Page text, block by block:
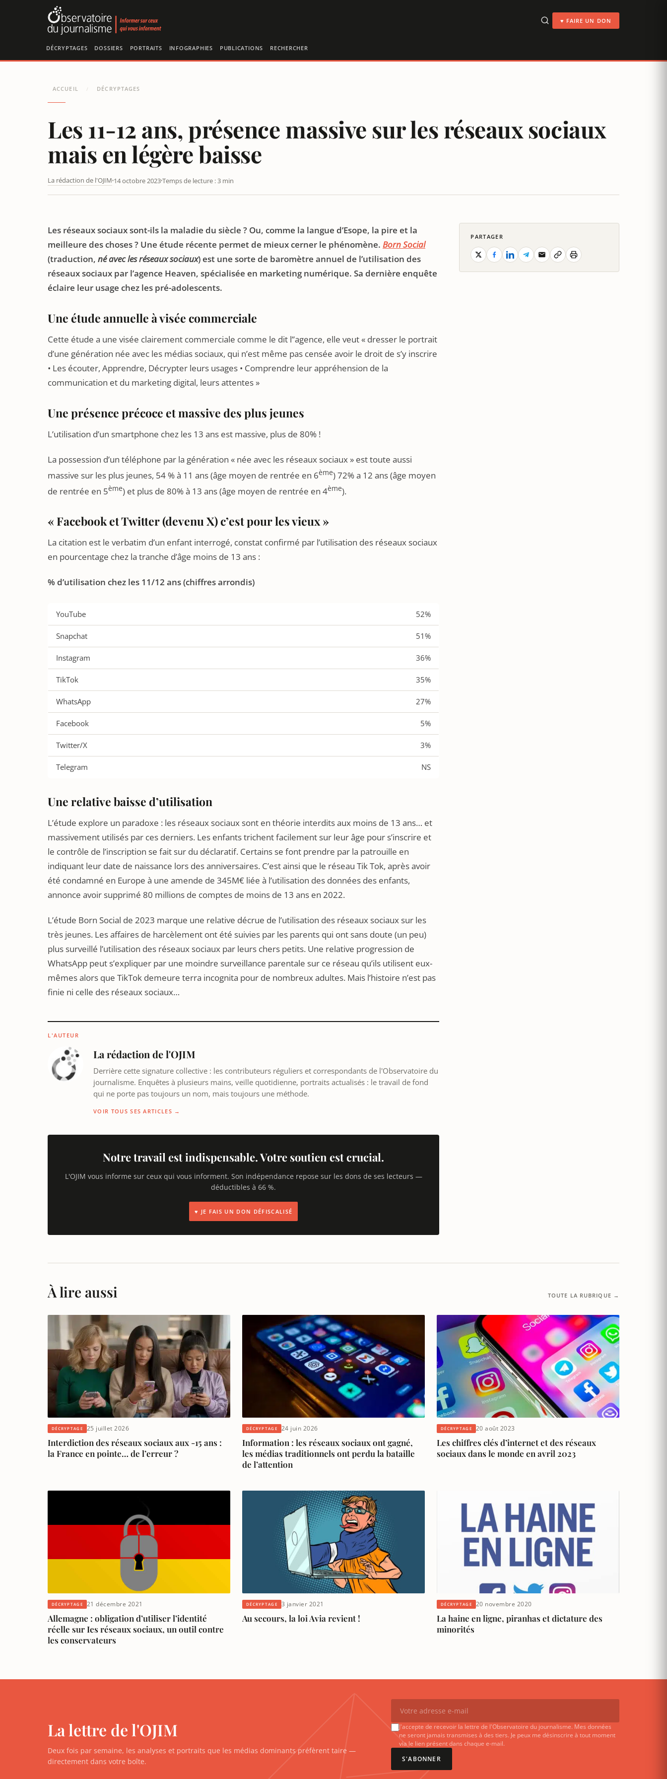
♥ FAIRE UN DON
DÉCRYPTAGES DOSSIERS PORTRAITS INFOGRAPHIES PUBLICATIONS RECHERCHER
ACCUEIL / DÉCRYPTAGES
Les 11-12 ans, présence massive sur les réseaux sociaux
mais en légère baisse
La rédaction de l'OJIM 14 octobre 2023Temps de lecture : 3 min
LES 11-12 ANS, PRÉSENCE MASSIVE SUR LES RÉSEAUX SOCIAUX MAIS EN LÉGÈRE BAISSE
Les réseaux sociaux sont-ils la maladie du siècle ? Ou, comme la langue d’Esope, la pire et la
meilleure des choses ? Une étude récente permet de mieux cerner le phénomène. Born Social
(traduction, né avec les réseaux sociaux) est une sorte de baromètre annuel de l’utilisation des
réseaux sociaux par l’agence Heaven, spécialisée en marketing numérique. Sa dernière enquête
éclaire leur usage chez les pré-adolescents.
Une étude annuelle à visée commerciale
Cette étude a une visée clairement commerciale comme le dit l’’agence, elle veut « dresser le portrait
d’une génération née avec les médias sociaux, qui n’est même pas censée avoir le droit de s’y inscrire
• Les écouter, Apprendre, Décrypter leurs usages • Comprendre leur appréhension de la
communication et du marketing digital, leurs attentes »
Une présence précoce et massive des plus jeunes
L’utilisation d’un smartphone chez les 13 ans est massive, plus de 80% !
La possession d’un téléphone par la génération « née avec les réseaux sociaux » est toute aussi
massive sur les plus jeunes, 54 % à 11 ans (âge moyen de rentrée en 6ème) 72% a 12 ans (âge moyen
de rentrée en 5ème) et plus de 80% à 13 ans (âge moyen de rentrée en 4ème).
« Facebook et Twitter (devenu X) c’est pour les vieux »
La citation est le verbatim d’un enfant interrogé, constat confirmé par l’utilisation des réseaux sociaux
en pourcentage chez la tranche d’âge moins de 13 ans :
% d’utilisation chez les 11/12 ans (chiffres arrondis)
YouTube 52%
Snapchat 51%
Instagram 36%
TikTok 35%
WhatsApp 27%
Facebook 5%
Twitter/X 3%
Telegram NS
Une relative baisse d’utilisation
L’étude explore un paradoxe : les réseaux sociaux sont en théorie interdits aux moins de 13 ans… et
massivement utilisés par ces derniers. Les enfants trichent facilement sur leur âge pour s’inscrire et
le contrôle de l’inscription se fait sur du déclaratif. Certains se font prendre par la patrouille en
indiquant leur date de naissance lors des anniversaires. C’est ainsi que le réseau Tik Tok, après avoir
été condamné en Europe à une amende de 345M€ liée à l’utilisation des données des enfants,
annonce avoir supprimé 80 millions de comptes de moins de 13 ans en 2022.
L’étude Born Social de 2023 marque une relative décrue de l’utilisation des réseaux sociaux sur les
très jeunes. Les affaires de harcèlement ont été suivies par les parents qui ont sans doute (un peu)
plus surveillé l’utilisation des réseaux sociaux par leurs chers petits. Une relative progression de
WhatsApp peut s’expliquer par une moindre surveillance parentale sur ce réseau qu’ils utilisent eux-
mêmes alors que TikTok demeure terra incognita pour de nombreux adultes. Mais l’histoire n’est pas
finie ni celle des réseaux sociaux…
L'AUTEUR
La rédaction de l'OJIM
Derrière cette signature collective : les contributeurs réguliers et correspondants de l'Observatoire du
journalisme. Enquêtes à plusieurs mains, veille quotidienne, portraits actualisés : le travail de fond
qui ne porte pas toujours un nom, mais toujours une méthode.
VOIR TOUS SES ARTICLES →
Notre travail est indispensable. Votre soutien est crucial.
L'OJIM vous informe sur ceux qui vous informent. Son indépendance repose sur les dons de ses lecteurs —
déductibles à 66 %.
♥ JE FAIS UN DON DÉFISCALISÉ
PARTAGER
À lire aussi TOUTE LA RUBRIQUE →
DÉCRYPTAGE 25 juillet 2026
Interdiction des réseaux sociaux aux -15 ans :
la France en pointe… de l’erreur ?
DÉCRYPTAGE 24 juin 2026
Information : les réseaux sociaux ont gagné,
les médias traditionnels ont perdu la bataille
de l’attention
DÉCRYPTAGE 20 août 2023
Les chiffres clés d’internet et des réseaux
sociaux dans le monde en avril 2023
DÉCRYPTAGE 21 décembre 2021
Allemagne : obligation d’utiliser l’identité
réelle sur Ies réseaux sociaux, un outil contre
les conservateurs
DÉCRYPTAGE 3 janvier 2021
Au secours, la loi Avia revient !
DÉCRYPTAGE 20 novembre 2020
La haine en ligne, piranhas et dictature des
minorités
La lettre de l'OJIM
Deux fois par semaine, les analyses et portraits que les médias dominants préfèrent taire —
directement dans votre boîte.
J'accepte de recevoir la lettre de l'Observatoire du journalisme. Mes données
ne seront jamais transmises à des tiers. Je peux me désinscrire à tout moment
via le lien présent dans chaque e-mail.
S'ABONNER
Panneau de gestion des cookies